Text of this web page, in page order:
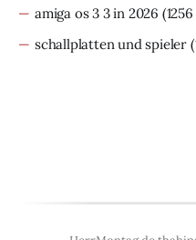
amiga os 3 3 in 2026
schallplatten und spieler